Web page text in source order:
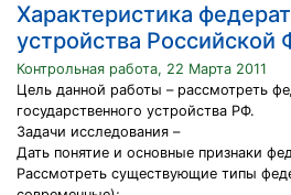
Характеристика
устройства Российской
Контрольная работа, 22 Марта 2011
Цель данной работы – рассмотреть
государственного устройства РФ.
Задачи исследования –
Дать понятие и основные признаки
Рассмотреть существующие типы